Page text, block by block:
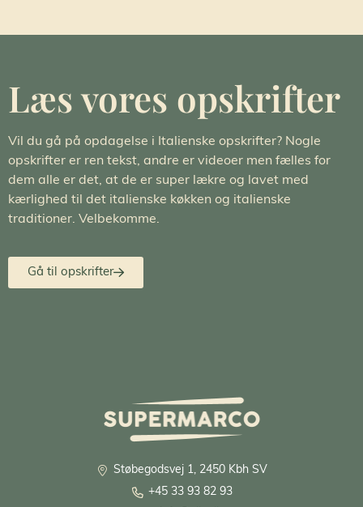
Læs vores opskrifter
Vil du gå på opdagelse i Italienske opskrifter? Nogle
opskrifter er ren tekst, andre er videoer men fælles for
dem alle er det, at de er super lækre og lavet med
kærlighed til det italienske køkken og italienske
traditioner. Velbekomme.
Gå til opskrifter
Støbegodsvej 1, 2450 Kbh SV
+45 33 93 82 93